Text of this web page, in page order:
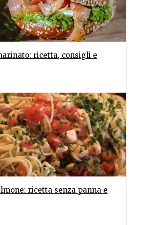
ricetta, consigli e
ricetta senza panna e